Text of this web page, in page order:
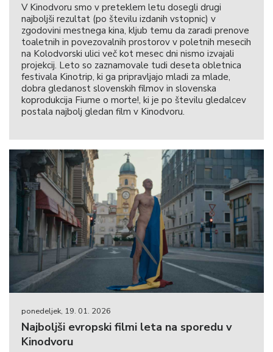
V Kinodvoru smo v preteklem letu dosegli drugi
najboljši rezultat (po številu izdanih vstopnic) v
zgodovini mestnega kina, kljub temu da zaradi prenove
toaletnih in povezovalnih prostorov v poletnih mesecih
na Kolodvorski ulici več kot mesec dni nismo izvajali
projekcij. Leto so zaznamovale tudi deseta obletnica
festivala Kinotrip, ki ga pripravljajo mladi za mlade,
dobra gledanost slovenskih filmov in slovenska
koprodukcija Fiume o morte!, ki je po številu gledalcev
postala najbolj gledan film v Kinodvoru.
ponedeljek, 19. 01. 2026
Najboljši evropski filmi leta na sporedu v
Kinodvoru